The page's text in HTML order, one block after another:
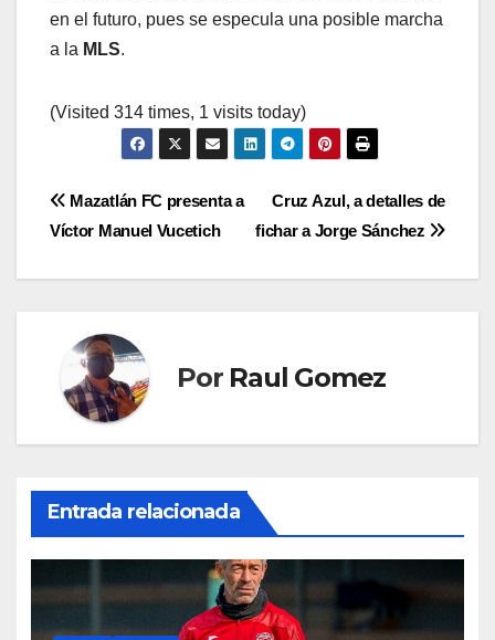
en el futuro, pues se especula una posible marcha
a la MLS.
(Visited 314 times, 1 visits today)
Navegación
Cruz Azul, a detalles de
fichar a Jorge Sánchez
Mazatlán FC presenta a
Víctor Manuel Vucetich
Por Raul Gomez
Entrada relacionada